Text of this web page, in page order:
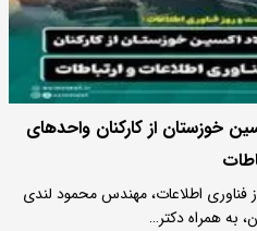
خوزستان از کارکنان واحدهای
و روز فناوری اطلاعات، مهندس محمود لندی
به همراه دکتر…